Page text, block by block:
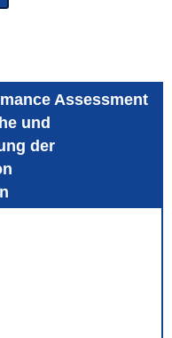
Assessment
und
der